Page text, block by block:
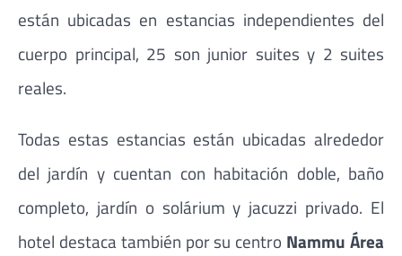
están ubicadas en estancias independientes del
cuerpo principal, 25 son junior suites y 2 suites
reales.
Todas estas estancias están ubicadas alrededor
del jardín y cuentan con habitación doble, baño
completo, jardín o solárium y jacuzzi privado. El
hotel destaca también por su centro Nammu Área